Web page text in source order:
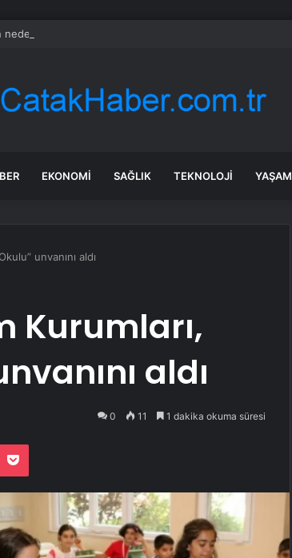
yükseliyor?
EKONOMI SAĞLIK TEKNOLOJI YAŞAM
unvanını aldı
Kurumları,
aldı
0 11 1 dakika okuma süresi
Pocket